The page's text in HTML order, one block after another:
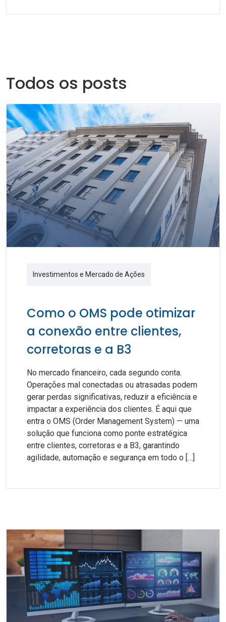
Todos os posts
Investimentos e Mercado de Ações
Como o OMS pode otimizar
a conexão entre clientes,
corretoras e a B3
No mercado financeiro, cada segundo conta.
Operações mal conectadas ou atrasadas podem
gerar perdas significativas, reduzir a eficiência e
impactar a experiência dos clientes. É aqui que
entra o OMS (Order Management System) — uma
solução que funciona como ponte estratégica
entre clientes, corretoras e a B3, garantindo
agilidade, automação e segurança em todo o […]